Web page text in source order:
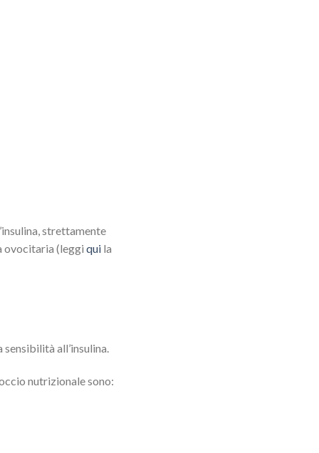
strettamente
ovocitaria (leggi qui la
all’insulina.
nutrizionale sono: